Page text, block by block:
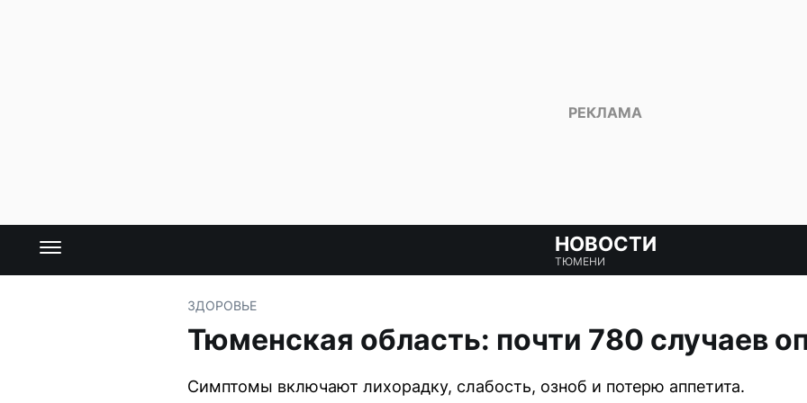
НОВОСТИ
ТЮМЕНИ
ЗДОРОВЬЕ
Тюменская область: почти 780 случаев
Симптомы включают лихорадку, слабость, озноб и потерю аппетита.